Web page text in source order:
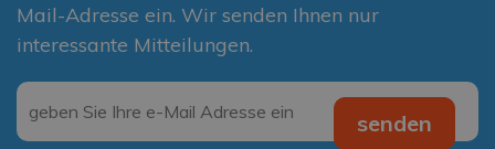
Mail-Adresse ein. Wir senden Ihnen nur
interessante Mitteilungen.
Email
senden